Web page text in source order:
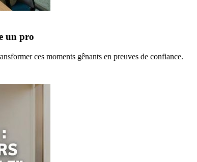
un pro
ces moments gênants en preuves de confiance.